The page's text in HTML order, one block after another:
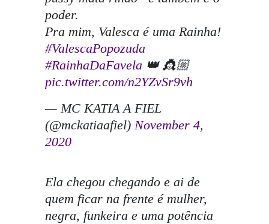
poder.
Pra mim, Valesca é uma Rainha!
#ValescaPopozuda
#RainhaDaFavela 👑 👸🏼
pic.twitter.com/n2YZvSr9vh
— MC KATIA A FIEL
(@mckatiaafiel) November 4,
2020
Ela chegou chegando e ai de
quem ficar na frente é mulher,
negra, funkeira e uma potência